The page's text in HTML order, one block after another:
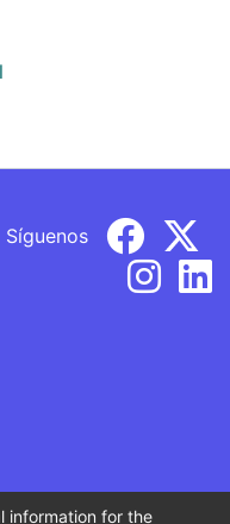
Síguenos
information for the